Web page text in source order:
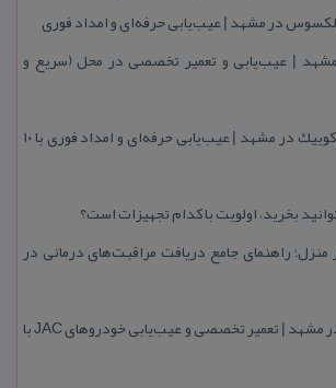
در مشهد | عیب‌یابی حرفه‌ای و امداد فوری
مشهد | عیب‌یابی و تعمیر تخصصی در محل (سریع و
تعمیرگاه تخصصی كوییك در مشهد | عیب‌یابی حرفه‌ای و امداد فوری با ۱۰
راهنمای جامع دریافت مراقبت‌های درمانی در
امداد خودرو جك در مشهد | تعمیر تخصصی و عیب‌یابی خودروهای JAC با